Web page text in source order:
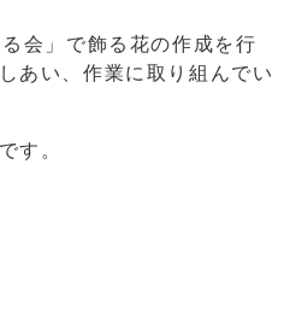
会」で飾る花の作成を行
あい、作業に取り組んでい
す。